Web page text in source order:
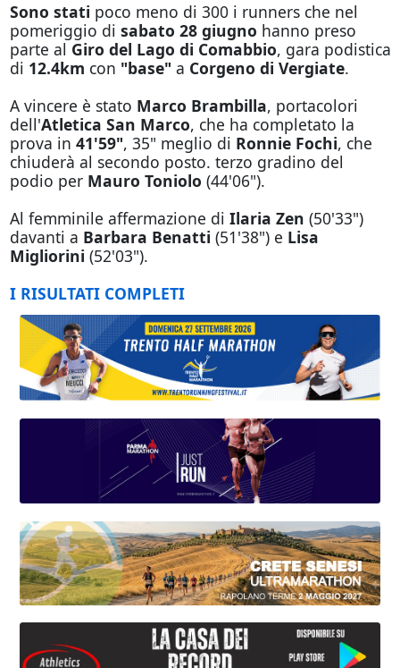
Sono stati poco meno di 300 i runners che nel
pomeriggio di sabato 28 giugno hanno preso
parte al Giro del Lago di Comabbio, gara podistica
di 12.4km con "base" a Corgeno di Vergiate.
A vincere è stato Marco Brambilla, portacolori
dell'Atletica San Marco, che ha completato la
prova in 41'59", 35" meglio di Ronnie Fochi, che
chiuderà al secondo posto. terzo gradino del
podio per Mauro Toniolo (44'06").
Al femminile affermazione di Ilaria Zen (50'33")
davanti a Barbara Benatti (51'38") e Lisa
Migliorini (52'03").
I RISULTATI COMPLETI